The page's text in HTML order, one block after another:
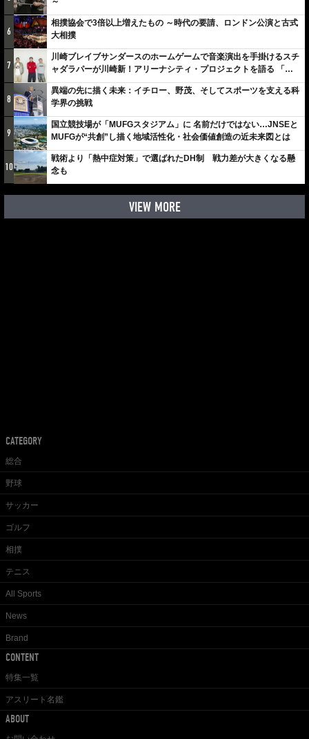
6
相撲協会で3倍以上増えたもの ～時代の要請、ロンドン公演と古式
大相撲
7
川崎ブレイブサンダースのホームゲームで音楽演出を手掛けるスチ
ャダラパーが川崎新！アリーナシティ・プロジェクトを語る 「楽
しみでしかないでしょ。川崎は、ずっと成長曲線だから」
8
異端の先に描く未来：イチロー、野茂、そしてスポーツを支える科
学界の挑戦
9
国立競技場が「MUFGスタジアム」に 名前だけではない…JNSEと
MUFGが“共創”し描く地域活性化・社会価値創造の近未来図とは
10
戦術より「熱中症対策」で選ばれたDH制 戦力差が大きくなる懸
念も
VIEW MORE
CATEGORY
総合
野球
サッカー
ゴルフ
相撲
テニス
All Sports
News
Brand
CONTENT
特集一覧
アスリート名鑑
ABOUT